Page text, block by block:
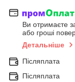
Ви отримаєте
або гроші
Детальніше
Післяплата
Післяплата